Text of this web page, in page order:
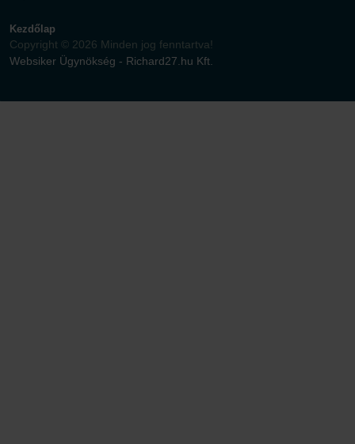
Kezdőlap
Copyright © 2026 Minden jog fenntartva!
Websiker Ügynökség - Richard27.hu Kft.